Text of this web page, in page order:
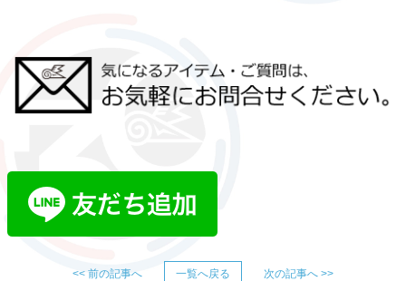
<< 前の記事へ 一覧へ戻る 次の記事へ >>